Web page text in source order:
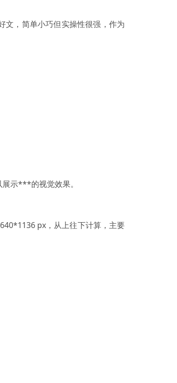
文，简单小巧但实操性很强，作为
示***的视觉效果。
px，从上往下计算，主要